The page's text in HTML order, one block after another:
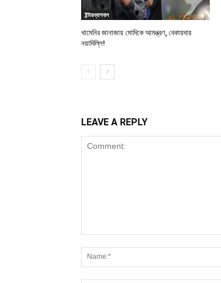
ইন্টারন্যাশনাল
খামেনির জানাজায় মোদিকে আমন্ত্রণ, বেকায়দায়
নয়াদিল্লি!
LEAVE A REPLY